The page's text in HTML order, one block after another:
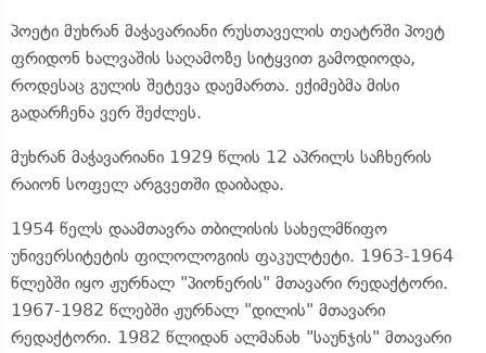
პოეტი მუხრან მაჭავარიანი რუსთაველის თეატრში პოეტ
ფრიდონ ხალვაშის საღამოზე სიტყვით გამოდიოდა,
როდესაც გულის შეტევა დაემართა. ექიმებმა მისი
გადარჩენა ვერ შეძლეს.
მუხრან მაჭავარიანი 1929 წლის 12 აპრილს საჩხერის
რაიონ სოფელ არგვეთში დაიბადა.
1954 წელს დაამთავრა თბილისის სახელმწიფო
უნივერსიტეტის ფილოლოგიის ფაკულტეტი. 1963-1964
წლებში იყო ჟურნალ "პიონერის" მთავარი რედაქტორი.
1967-1982 წლებში ჟურნალ "დილის" მთავარი
რედაქტორი. 1982 წლიდან ალმანახ "საუნჯის" მთავარი